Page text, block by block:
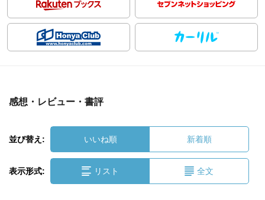
感想・レビュー・書評
並び替え: いいね順 新着順
表示形式: リスト 全文